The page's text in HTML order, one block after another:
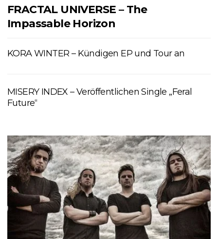
FRACTAL UNIVERSE – The
Impassable Horizon
KORA WINTER – Kündigen EP und Tour an
MISERY INDEX – Veröffentlichen Single „Feral
Future“